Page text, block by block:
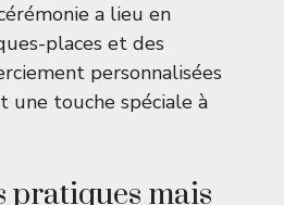
a lieu en
places et des
personnalisées
une touche spéciale à
pratiques mais